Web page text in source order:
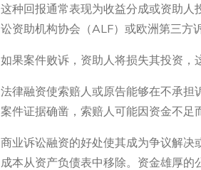
这种回报通常表现为收益分成或资助
讼资助机构协会（ALF）或欧洲第三方
如果案件败诉，资助人将损失其投资，
法律融资使索赔人或原告能够在不承
案件证据确凿，索赔人可能因资金不足
商业诉讼融资的好处使其成为争议解
成本从资产负债表中移除。资金雄厚的